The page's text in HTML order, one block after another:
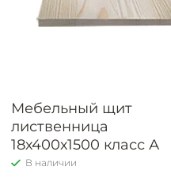
Мебельный щит
лиственница
18х400х1500 класс А
В наличии